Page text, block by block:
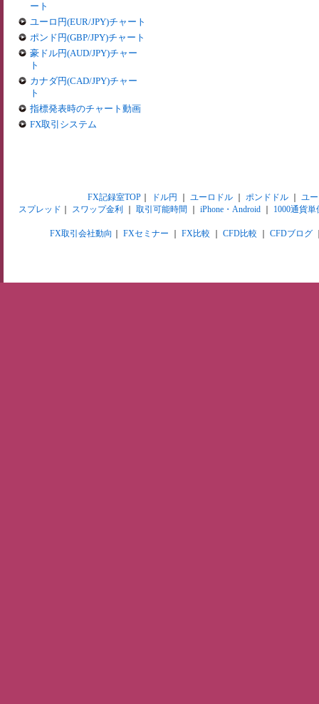
ート
ユーロ円(EUR/JPY)チャート
ポンド円(GBP/JPY)チャート
豪ドル円(AUD/JPY)チャー
ト
カナダ円(CAD/JPY)チャー
ト
指標発表時のチャート動画
FX取引システム
FX記録室TOP｜ ドル円 ユーロドル｜ ポンドドル｜ ユ
スプレッド
スワップ金利 取引可能時間 iPhone・Android 1000通貨単
FX取引会社動向 FXセミナー FX比較 CFD比較 CFDブログ